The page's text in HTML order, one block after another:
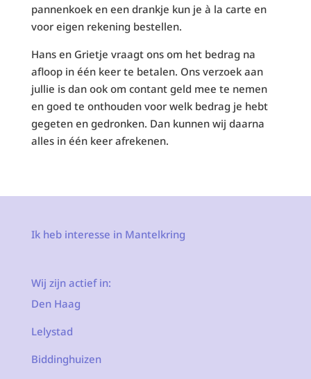
pannenkoek en een drankje kun je à la carte en
voor eigen rekening bestellen.
Hans en Grietje vraagt ons om het bedrag na
afloop in één keer te betalen. Ons verzoek aan
jullie is dan ook om contant geld mee te nemen
en goed te onthouden voor welk bedrag je hebt
gegeten en gedronken. Dan kunnen wij daarna
alles in één keer afrekenen.
Ik heb interesse in Mantelkring
Wij zijn actief in:
Den Haag
Lelystad
Biddinghuizen